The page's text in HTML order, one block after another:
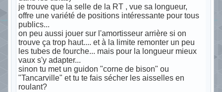
je trouve que la selle de la RT , vue sa longueur,
offre une variété de positions intéressante pour tous
publics...
on peu aussi jouer sur l'amortisseur arrière si on
trouve ça trop haut.... et à la limite remonter un peu
les tubes de fourche... mais pour la longueur mieux
vaux s'y adapter...
sinon tu met un guidon "corne de bison" ou
"Tancarville" et tu te fais sécher les aisselles en
roulant?